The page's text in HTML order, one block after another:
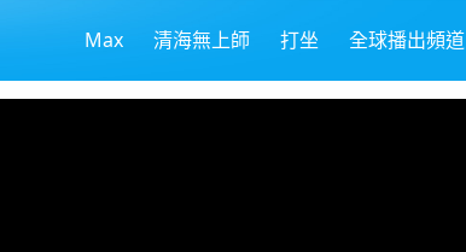
Max 清海無上師 打坐 全球播出頻道